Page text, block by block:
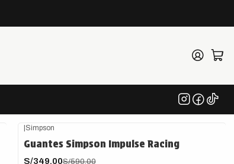
rendimiento y seguridad en cada maniobra.
|Simpson
Guantes Simpson Impulse Racing
S/349.00S/590.00